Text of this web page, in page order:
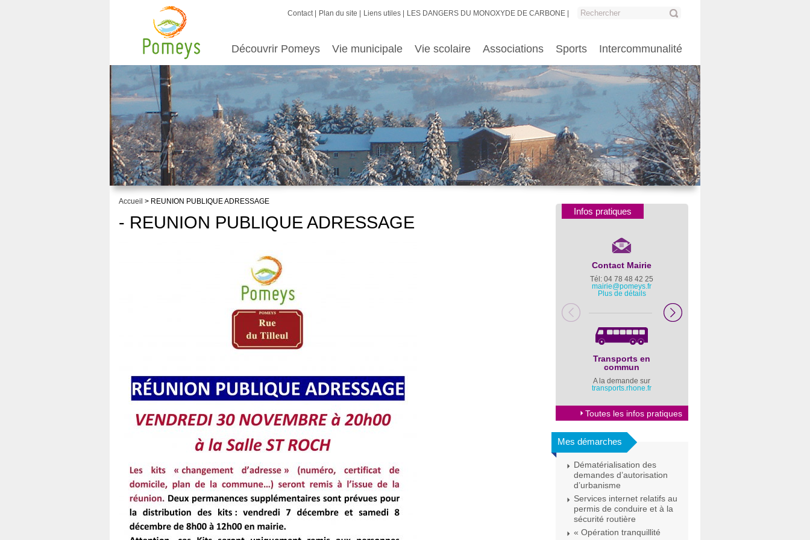
Contact Plan du site Liens utiles LES DANGERS DU MONOXYDE DE CARBONE
Découvrir Pomeys Vie municipale Vie scolaire Associations Sports Intercommunalité
Accueil > REUNION PUBLIQUE ADRESSAGE
- REUNION PUBLIQUE ADRESSAGE
Infos pratiques
Contact Mairie
Tél: 04 78 48 42 25
mairie@pomeys.fr
Plus de détails
Transports en
commun
A la demande sur
transports.rhone.fr
Toutes les infos pratiques
Mes démarches
Dématérialisation des
demandes d’autorisation
d’urbanisme
Services internet relatifs au
permis de conduire et à la
sécurité routière
« Opération tranquillité